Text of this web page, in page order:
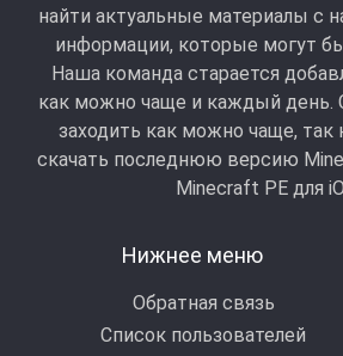
найти актуальные материалы с
информации, которые могут
Наша команда старается
как можно чаще и каждый день.
заходить как можно чаще,
скачать последнюю версию
Minecraft РЕ для
Нижнее меню
Обратная связь
Список пользователей